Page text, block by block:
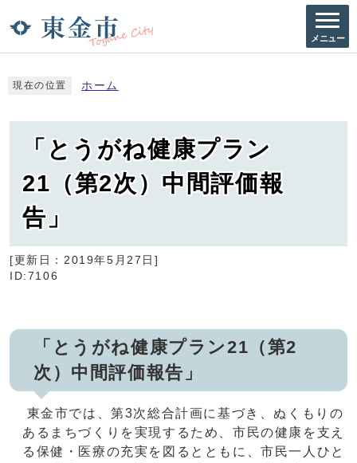
メニュー
現在の位置 ホーム
「とうがね健康プラン
21（第2次）中間評価報
告」
[更新日： 2019年5月27日 ]
ID:7106
「とうがね健康プラン21（第2
次）中間評価報告」
東金市では、第3次総合計画に基づき、ぬくもりの
あるまちづくりを実現するため、市民の健康を支え
る保健・医療の充実を図るとともに、市民一人ひと